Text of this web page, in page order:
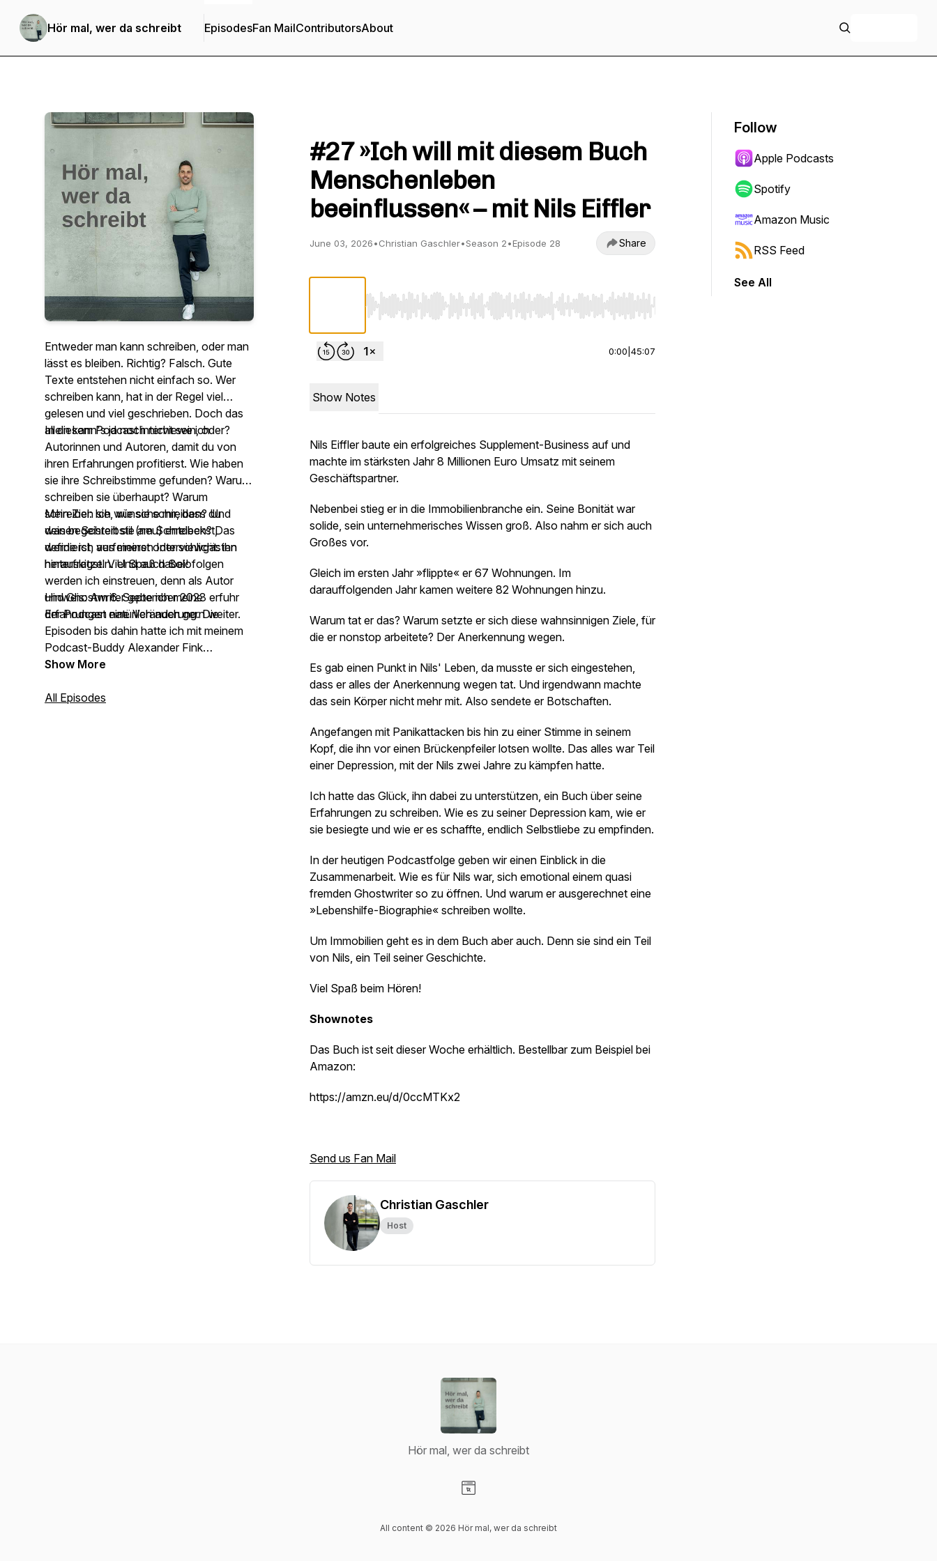
Hör mal, wer da schreibt EpisodesFan MailContributorsAbout
Entweder man kann schreiben, oder man
lässt es bleiben. Richtig? Falsch. Gute
Texte entstehen nicht einfach so. Wer
schreiben kann, hat in der Regel viel
gelesen und viel geschrieben. Doch das
allein kann's ja noch nicht sein, oder?
In diesem Podcast interviewe ich
Autorinnen und Autoren, damit du von
ihren Erfahrungen profitierst. Wie haben
sie ihre Schreibstimme gefunden? Warum
schreiben sie überhaupt? Warum
schreiben sie, wie sie schreiben? Und
was begeistert sie am Schreiben? Das
werde ich aus meinen Interviewgästen
herauskitzeln. Und auch Solofolgen
werden ich einstreuen, denn als Autor
und Ghostwriter gebe ich meine
Erfahrungen natürlich auch gern weiter.
Mein Ziel: Ich wünsche mir, dass du
deinen Schreibstil (neu) entdeckst,
definierst, verfeinerst oder schlicht: ihn
hinterfragst. Viel Spaß dabei!
Hinweis: Am 6. September 2023 erfuhr
der Podcast eine Veränderung. Die
Episoden bis dahin hatte ich mit meinem
Podcast-Buddy Alexander Fink
aufgenommen, der leider ausgestiegen
mal, wer da schreibt 2.0
Show More
All Episodes
#27 »Ich will mit diesem Buch
Menschenleben
beeinflussen« – mit Nils Eiffler
June 03, 2026•Christian Gaschler•Season 2•Episode 28 Share
Use Left/Right to seek, Home/End to jump to start or end. Hold shift to jump forward or backward.
0:00 45:07
Show Notes
Nils Eiffler baute ein erfolgreiches Supplement-Business auf und
machte im stärksten Jahr 8 Millionen Euro Umsatz mit seinem
Geschäftspartner.
Nebenbei stieg er in die Immobilienbranche ein. Seine Bonität war
solide, sein unternehmerisches Wissen groß. Also nahm er sich auch
Großes vor.
Gleich im ersten Jahr »flippte« er 67 Wohnungen. Im
darauffolgenden Jahr kamen weitere 82 Wohnungen hinzu.
Warum tat er das? Warum setzte er sich diese wahnsinnigen Ziele, für
die er nonstop arbeitete? Der Anerkennung wegen.
Es gab einen Punkt in Nils' Leben, da musste er sich eingestehen,
dass er alles der Anerkennung wegen tat. Und irgendwann machte
das sein Körper nicht mehr mit. Also sendete er Botschaften.
Angefangen mit Panikattacken bis hin zu einer Stimme in seinem
Kopf, die ihn vor einen Brückenpfeiler lotsen wollte. Das alles war Teil
einer Depression, mit der Nils zwei Jahre zu kämpfen hatte.
Ich hatte das Glück, ihn dabei zu unterstützen, ein Buch über seine
Erfahrungen zu schreiben. Wie es zu seiner Depression kam, wie er
sie besiegte und wie er es schaffte, endlich Selbstliebe zu empfinden.
In der heutigen Podcastfolge geben wir einen Einblick in die
Zusammenarbeit. Wie es für Nils war, sich emotional einem quasi
fremden Ghostwriter so zu öffnen. Und warum er ausgerechnet eine
»Lebenshilfe-Biographie« schreiben wollte.
Um Immobilien geht es in dem Buch aber auch. Denn sie sind ein Teil
von Nils, ein Teil seiner Geschichte.
Viel Spaß beim Hören!
Shownotes
Das Buch ist seit dieser Woche erhältlich. Bestellbar zum Beispiel bei
Amazon:
https://amzn.eu/d/0ccMTKx2
Send us Fan Mail
Christian Gaschler
Host
Follow
Apple Podcasts
Spotify
Amazon Music
RSS Feed
See All
Hör mal, wer da schreibt
All content © 2026 Hör mal, wer da schreibt